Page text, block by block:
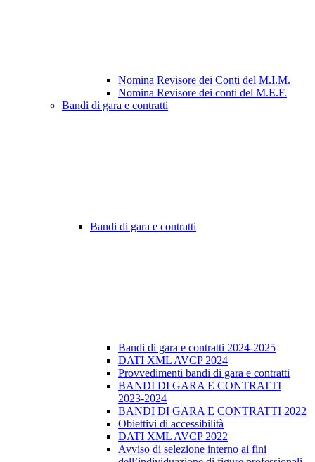
Nomina Revisore dei Conti del M.I.M.
Nomina Revisore dei conti del M.E.F.
Bandi di gara e contratti
Bandi di gara e contratti
Bandi di gara e contratti 2024-2025
DATI XML AVCP 2024
Provvedimenti bandi di gara e contratti
BANDI DI GARA E CONTRATTI
2023-2024
BANDI DI GARA E CONTRATTI 2022
Obiettivi di accessibilità
DATI XML AVCP 2022
Avviso di selezione interno ai fini